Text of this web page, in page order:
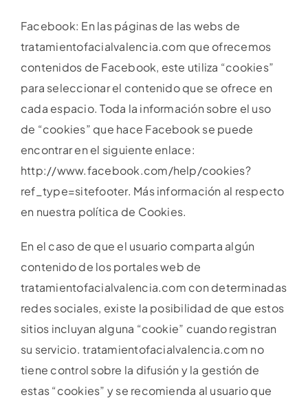
Facebook: En las páginas de las webs de
tratamientofacialvalencia.com que ofrecemos
contenidos de Facebook, este utiliza “cookies”
para seleccionar el contenido que se ofrece en
cada espacio. Toda la información sobre el uso
de “cookies” que hace Facebook se puede
encontrar en el siguiente enlace:
http://www.facebook.com/help/cookies?
ref_type=sitefooter. Más información al respecto
en nuestra política de Cookies.
En el caso de que el usuario comparta algún
contenido de los portales web de
tratamientofacialvalencia.com con determinadas
redes sociales, existe la posibilidad de que estos
sitios incluyan alguna “cookie” cuando registran
su servicio. tratamientofacialvalencia.com no
tiene control sobre la difusión y la gestión de
estas “cookies” y se recomienda al usuario que